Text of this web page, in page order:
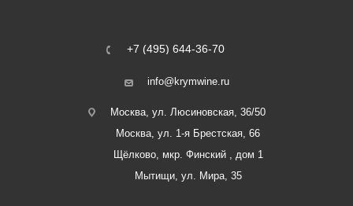
+7 (495) 644-36-70
info@krymwine.ru
Москва, ул. Люсиновская, 36/50
Москва, ул. 1-я Брестская, 66
Щёлково, мкр. Финский , дом 1
Мытищи, ул. Мира, 35